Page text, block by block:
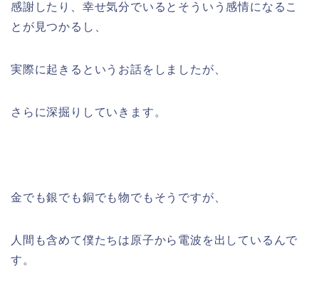
感謝したり、幸せ気分でいるとそういう感情になるこ
とが見つかるし、
実際に起きるというお話をしましたが、
さらに深掘りしていきます。
金でも銀でも銅でも物でもそうですが、
人間も含めて僕たちは原子から電波を出しているんで
す。